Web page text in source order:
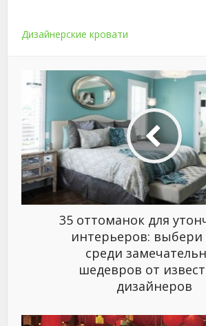
Дизайнерские кровати
35 оттоманок для
интерьеров:
среди
шедевров от
дизайнеров